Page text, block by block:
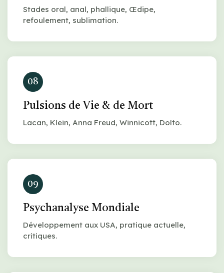
Stades oral, anal, phallique, Œdipe,
refoulement, sublimation.
08
Pulsions de Vie & de Mort
Lacan, Klein, Anna Freud, Winnicott, Dolto.
09
Psychanalyse Mondiale
Développement aux USA, pratique actuelle,
critiques.